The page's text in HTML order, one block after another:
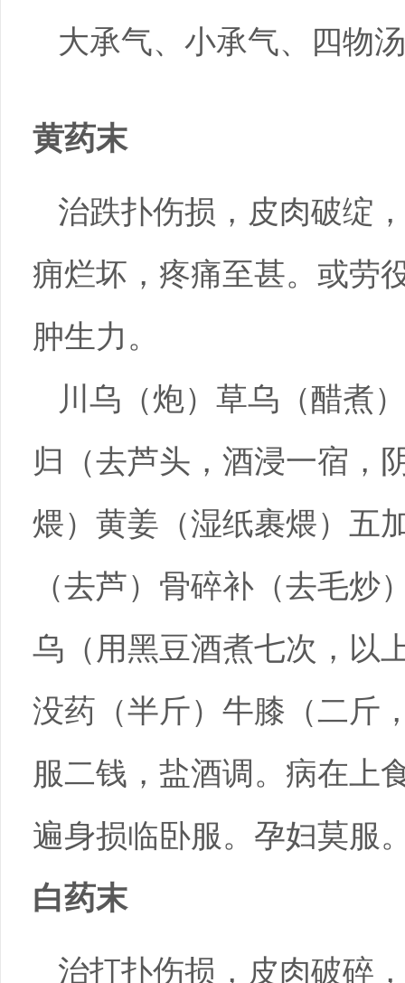
大承气、小承气、四物
黄药末
治跌扑伤损，皮肉破绽
痈烂坏，疼痛至甚。或劳
肿生力。
川乌（炮）草乌（醋煮
归（去芦头，酒浸一宿，
煨）黄姜（湿纸裹煨）五
（去芦）骨碎补（去毛炒
乌（用黑豆酒煮七次，以
没药（半斤）牛膝（二斤
服二钱，盐酒调。病在上
遍身损临卧服。孕妇莫服
白药末
治打扑伤损，皮肉破碎